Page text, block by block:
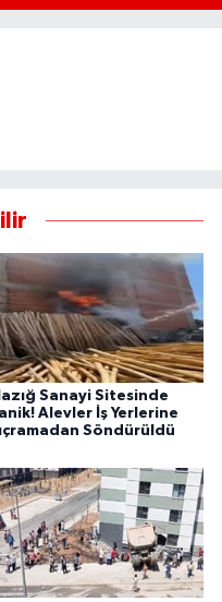
Sanayi Sitesinde
Alevler İş Yerlerine
Söndürüldü